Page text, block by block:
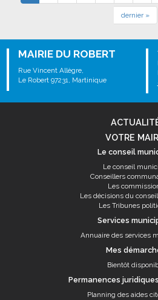
dernier »
MAIRIE DU ROBERT
Rue Vincent Allègre,
Le Robert 97231, Martinique
VOTRE
Le conseil
Le conseil
Conseillers
Les
Les décisions du
Les Tribunes
Services
Annuaire des services
Mes
Bientôt
Permanences
Planning des aides